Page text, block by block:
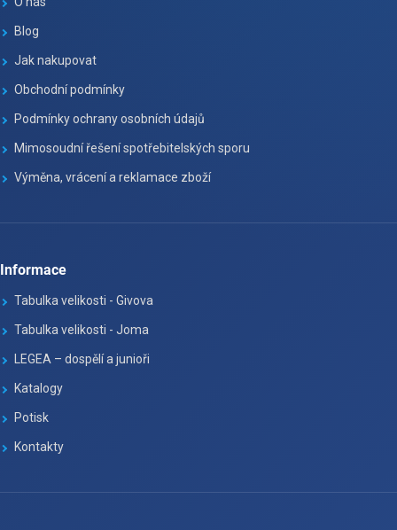
Blog
Jak nakupovat
Obchodní podmínky
Podmínky ochrany osobních údajů
Mimosoudní řešení spotřebitelských sporu
Výměna, vrácení a reklamace zboží
Informace
Tabulka velikosti - Givova
Tabulka velikosti - Joma
LEGEA – dospělí a junioři
Katalogy
Potisk
Kontakty